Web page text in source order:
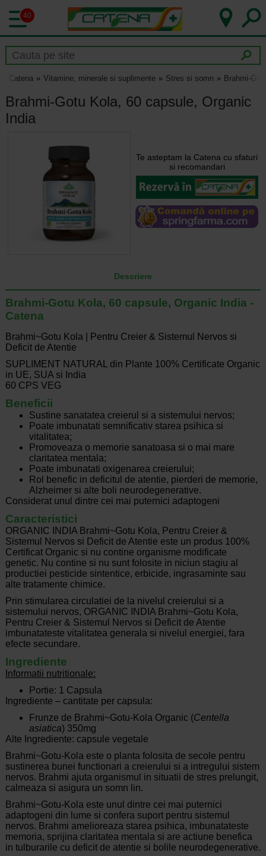
40
Catena Vitamine, minerale si suplimente Stres si somn Brahmi-
Brahmi-Gotu Kola, 60 capsule, Organic
India
Te asteptam la Catena cu sfaturi
si recomandari
Descriere
Brahmi-Gotu Kola, 60 capsule, Organic India -
Catena
Brahmi~Gotu Kola | Pentru Creier & Sistemul Nervos si
Deficit de Atentie
SUPLIMENT NATURAL din Plante 100% Certificate Organic
in UE, SUA si India
60 CPS VEG
Beneficii
Sustine sanatatea creierul si a sistemului nervos;
Poate imbunatati semnificativ starea psihica si
vitalitatea;
Promoveaza o memorie sanatoasa si o mai mare
claritatea mentala;
Poate imbunatati oxigenarea creierului;
Rol benefic in deficitul de atentie, pierderi de memorie,
Alzheimer si alte boli neurodegenerative.
Considerat unul dintre cei mai puternici adaptogeni
Caracteristici
ORGANIC INDIA Brahmi~Gotu Kola, Pentru Creier &
Sistemul Nervos si Deficit de Atentie este un produs 100%
Certificat Organic si nu contine organisme modificate
genetic. Nu contine si nu sunt folosite in niciun stagiu al
productiei pesticide sintentice, erbicide, ingrasaminte sau
alte tratamente chimice.
Prin stimularea circulatiei de la nivelul creierului si a
sistemului nervos, ORGANIC INDIA Brahmi~Gotu Kola,
Pentru Creier & Sistemul Nervos si Deficit de Atentie
imbunatateste vitalitatea generala si nivelul energiei, fara
efecte secundare.
Ingrediente
Informatii nutritionale:
Portie: 1 Capsula
Ingrediente – cantitate per capsula:
Frunze de Brahmi~Gotu-Kola Organic (Centella
asiatica) 350mg
Alte Ingrediente: capsule vegetale
Brahmi~Gotu-Kola este o planta folosita de secole pentru
sustinerea bunei functionari a creierului si a intregului sistem
nervos. Brahmi ajuta organismul in situatii de stres prelungit,
calmeaza si asigura un somn lin.
Brahmi~Gotu-Kola este unul dintre cei mai puternici
adaptogeni din lume si confera suport pentru sistemul
nervos. Brahmi amelioreaza starea psihica, imbunatateste
memoria, sprijina claritatea mentala si are actiune benefica
in tulburarile cu deficit de atentie si bolile neurodegenerative.